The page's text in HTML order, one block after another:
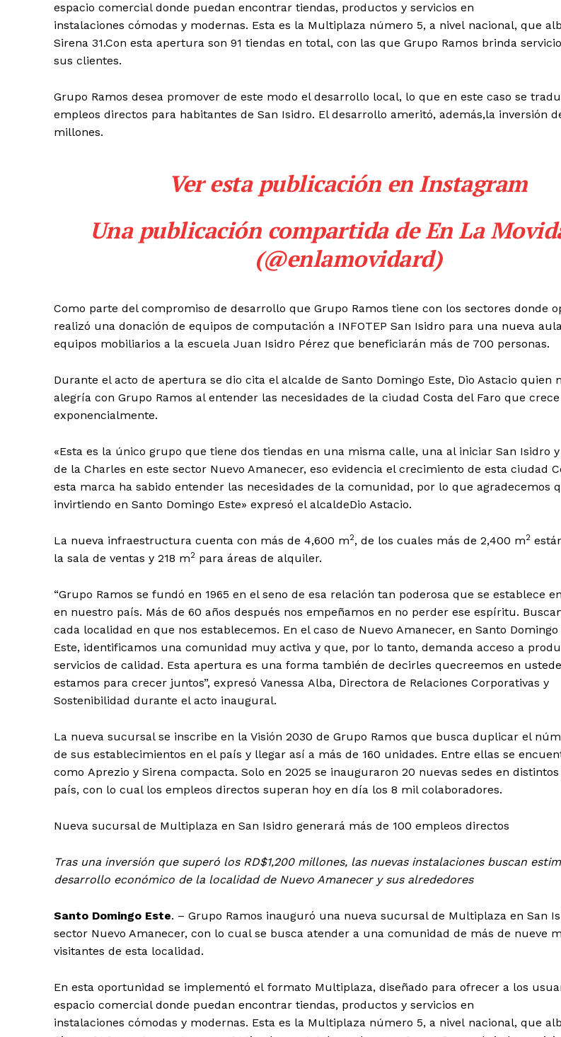
Día de Leyendas
espacio comercial donde puedan encontrar tiendas, productos y servicios en
instalaciones cómodas y modernas. Esta es la Multiplaza número 5, a nivel nacional, que
Sirena 31.Con esta apertura son 91 tiendas en total, con las que Grupo Ramos brinda
sus clientes.
Grupo Ramos desea promover de este modo el desarrollo local, lo que en este caso se
empleos directos para habitantes de San Isidro. El desarrollo ameritó, además,la inversión de
millones.
Ver esta publicación en Instagram
Una publicación compartida de En La
(@enlamovidard)
Como parte del compromiso de desarrollo que Grupo Ramos tiene con los sectores donde
realizó una donación de equipos de computación a INFOTEP San Isidro para una nueva
equipos mobiliarios a la escuela Juan Isidro Pérez que beneficiarán más de 700 personas.
Durante el acto de apertura se dio cita el alcalde de Santo Domingo Este, Dio Astacio quien
alegría con Grupo Ramos al entender las necesidades de la ciudad Costa del Faro que crece
exponencialmente.
«Esta es la único grupo que tiene dos tiendas en una misma calle, una al iniciar San Isidro
de la Charles en este sector Nuevo Amanecer, eso evidencia el crecimiento de esta ciudad
esta marca ha sabido entender las necesidades de la comunidad, por lo que agradecemos
invirtiendo en Santo Domingo Este» expresó el alcaldeDio Astacio.
La nueva infraestructura cuenta con más de 4,600 m2, de los cuales más de 2,400 m2
la sala de ventas y 218 m2 para áreas de alquiler.
“Grupo Ramos se fundó en 1965 en el seno de esa relación tan poderosa que se establece
en nuestro país. Más de 60 años después nos empeñamos en no perder ese espíritu.
cada localidad en que nos establecemos. En el caso de Nuevo Amanecer, en Santo Domingo
Este, identificamos una comunidad muy activa y que, por lo tanto, demanda acceso a
servicios de calidad. Esta apertura es una forma también de decirles quecreemos en
estamos para crecer juntos”, expresó Vanessa Alba, Directora de Relaciones Corporativas y
Sostenibilidad durante el acto inaugural.
La nueva sucursal se inscribe en la Visión 2030 de Grupo Ramos que busca duplicar el
de sus establecimientos en el país y llegar así a más de 160 unidades. Entre ellas se
como Aprezio y Sirena compacta. Solo en 2025 se inauguraron 20 nuevas sedes en
país, con lo cual los empleos directos superan hoy en día los 8 mil colaboradores.
Nueva sucursal de Multiplaza en San Isidro generará más de 100 empleos directos
Tras una inversión que superó los RD$1,200 millones, las nuevas instalaciones buscan
desarrollo económico de la localidad de Nuevo Amanecer y sus alrededores
Santo Domingo Este. – Grupo Ramos inauguró una nueva sucursal de Multiplaza en San
sector Nuevo Amanecer, con lo cual se busca atender a una comunidad de más de nueve
visitantes de esta localidad.
En esta oportunidad se implementó el formato Multiplaza, diseñado para ofrecer a los
espacio comercial donde puedan encontrar tiendas, productos y servicios en
instalaciones cómodas y modernas. Esta es la Multiplaza número 5, a nivel nacional, que